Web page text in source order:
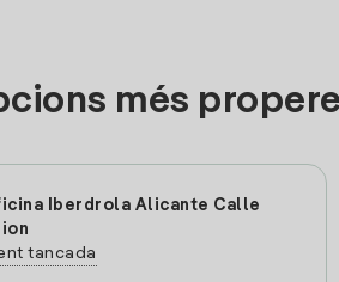
més
Iberdrola Alicante Calle
tancada